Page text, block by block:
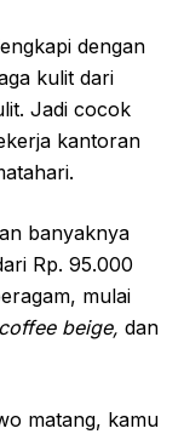
dengan
kulit dari
Jadi cocok
kantoran
banyaknya
Rp. 95.000
mulai
beige, dan
matang, kamu